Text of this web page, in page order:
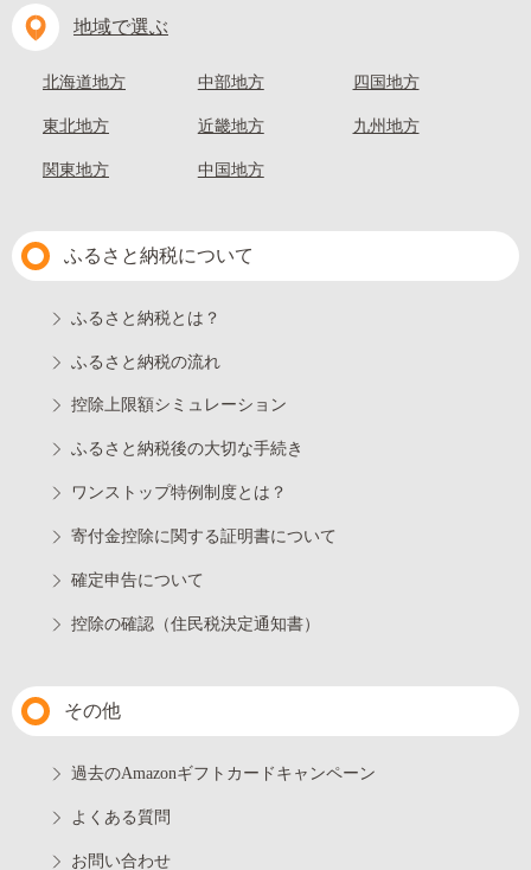
地域で選ぶ
北海道地方
東北地方
関東地方
中部地方
近畿地方
中国地方
四国地方
九州地方
ふるさと納税について
ふるさと納税とは？
ふるさと納税の流れ
控除上限額シミュレーション
ふるさと納税後の大切な手続き
ワンストップ特例制度とは？
寄付金控除に関する証明書について
確定申告について
控除の確認（住民税決定通知書）
その他
過去のAmazonギフトカードキャンペーン
よくある質問
お問い合わせ